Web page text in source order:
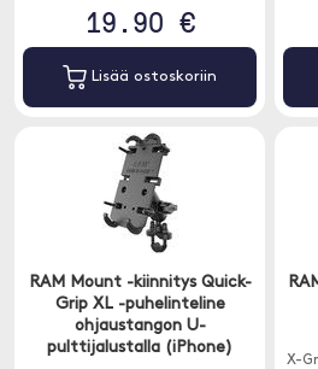
19.90 €
Lisää ostoskoriin
RAM Mount -kiinnitys Quick-
Grip XL -puhelinteline
ohjaustangon U-
pulttijalustalla (iPhone)
X-